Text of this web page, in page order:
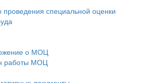
проведения специальной оценки
о МОЦ
работы МОЦ